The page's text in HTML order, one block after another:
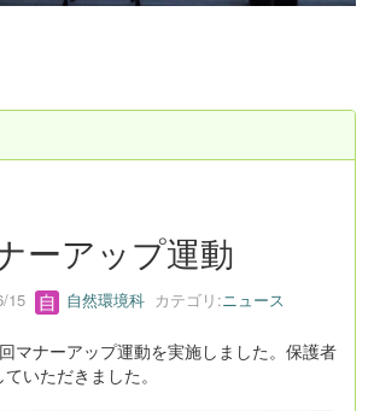
ーアップ運動
15 自然環境科 カテゴリ:ニュース
マナーアップ運動を実施しました。保護者
いただきました。